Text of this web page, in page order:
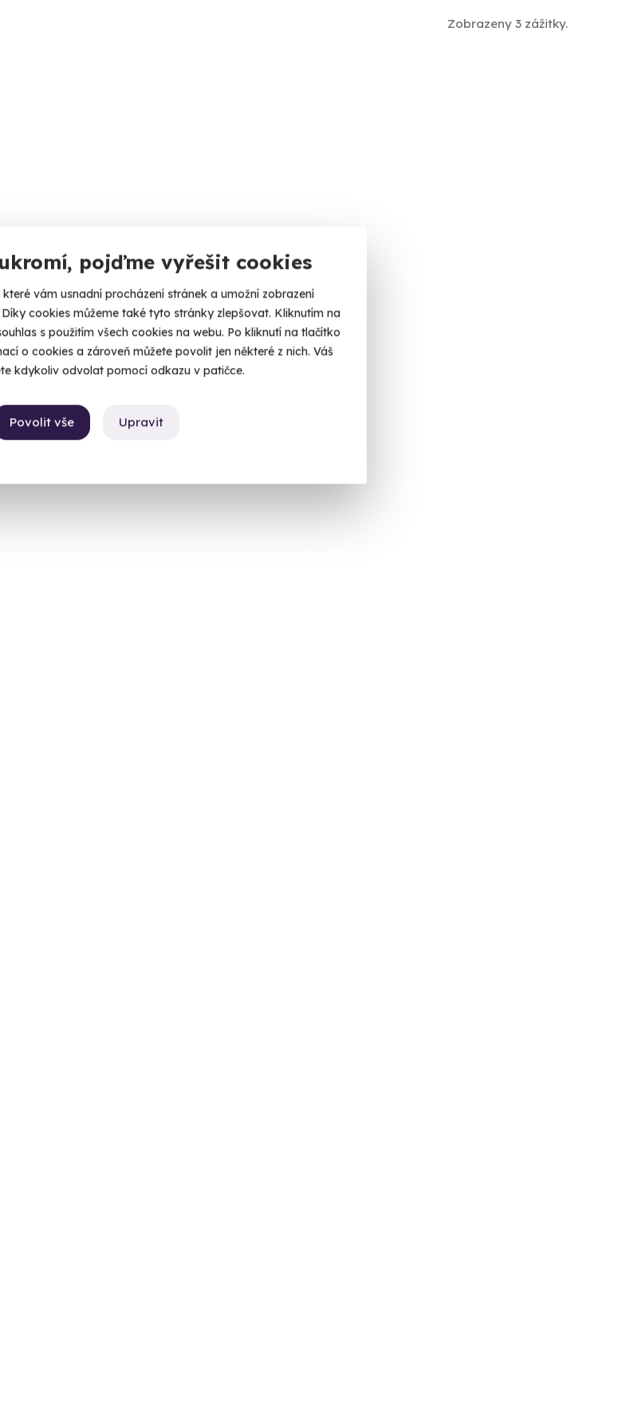
pojďme vyřešit cookies
vám usnadní procházení stránek a umožní zobrazení
cookies můžeme také tyto stránky zlepšovat. Kliknutím na
s použitím všech cookies na webu. Po kliknutí na tlačítko
o cookies a zároveň můžete povolit jen některé z nich. Váš
kdykoliv odvolat pomocí odkazu v patičce.
Upravit
Povolit vše
Zobrazeny 3 zážitky.